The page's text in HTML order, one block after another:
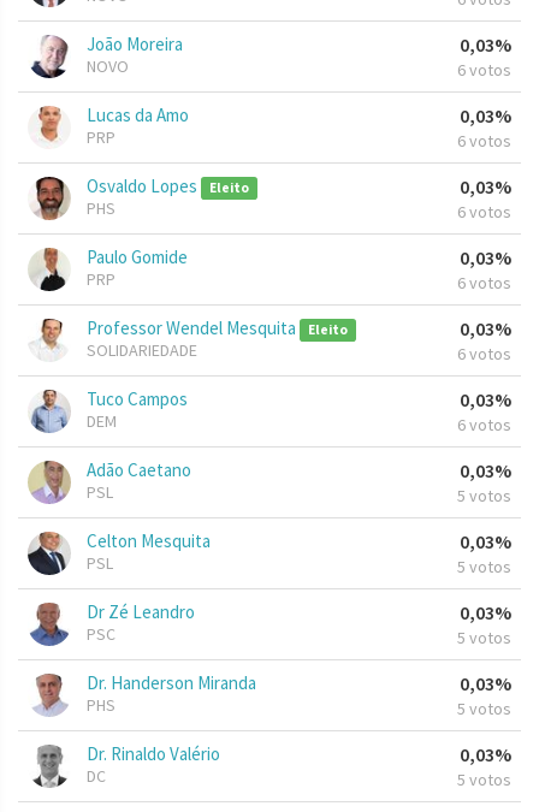
João Moreira
NOVO
0,03%
6 votos
Lucas da Amo
PRP
0,03%
6 votos
Osvaldo Lopes Eleito
PHS
0,03%
6 votos
Paulo Gomide
PRP
0,03%
6 votos
Professor Wendel Mesquita Eleito
SOLIDARIEDADE
0,03%
6 votos
Tuco Campos
DEM
0,03%
6 votos
Adão Caetano
PSL
0,03%
5 votos
Celton Mesquita
PSL
0,03%
5 votos
Dr Zé Leandro
PSC
0,03%
5 votos
Dr. Handerson Miranda
PHS
0,03%
5 votos
Dr. Rinaldo Valério
DC
0,03%
5 votos